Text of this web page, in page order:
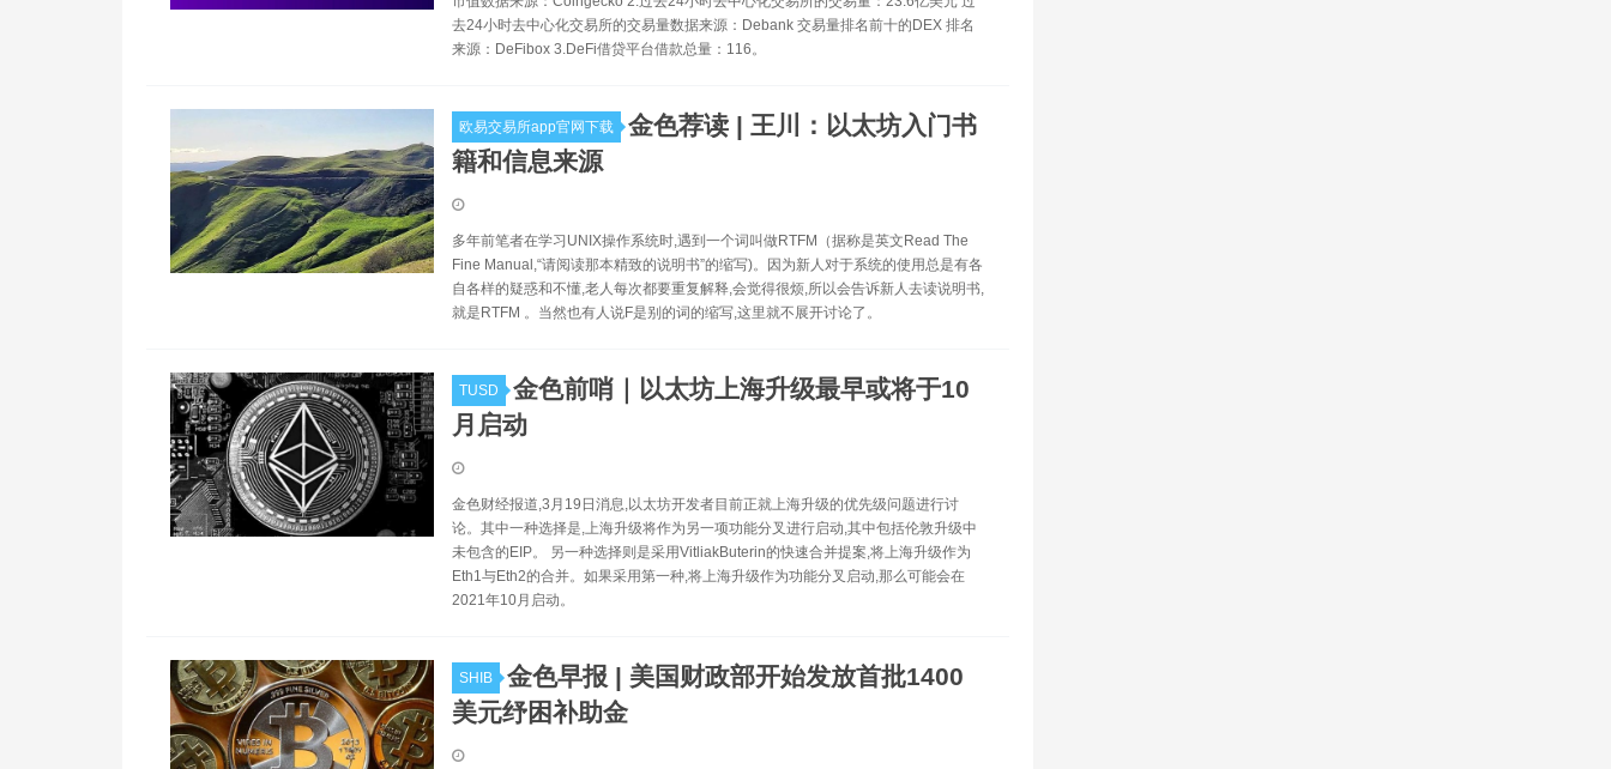
去24小时去中心化交易所的交易量数据来源：Debank 交易量排名前十的DEX 排名
来源：DeFibox 3.DeFi借贷平台借款总量：116。
欧易交易所app官网下载
金色荐读 | 王川：以太坊入门书
籍和信息来源
多年前笔者在学习UNIX操作系统时,遇到一个词叫做RTFM（据称是英文Read The
Fine Manual,“请阅读那本精致的说明书”的缩写)。因为新人对于系统的使用总是有各
自各样的疑惑和不懂,老人每次都要重复解释,会觉得很烦,所以会告诉新人去读说明书,
就是RTFM 。当然也有人说F是别的词的缩写,这里就不展开讨论了。
TUSD
金色前哨｜以太坊上海升级最早或将于10
月启动
金色财经报道,3月19日消息,以太坊开发者目前正就上海升级的优先级问题进行讨
论。其中一种选择是,上海升级将作为另一项功能分叉进行启动,其中包括伦敦升级中
未包含的EIP。 另一种选择则是采用VitliakButerin的快速合并提案,将上海升级作为
Eth1与Eth2的合并。如果采用第一种,将上海升级作为功能分叉启动,那么可能会在
2021年10月启动。
SHIB
金色早报 | 美国财政部开始发放首批1400
美元纾困补助金